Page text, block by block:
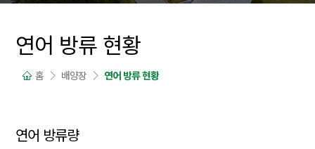
연어 방류 현황
홈 배양장 연어 방류 현황
연어 방류량